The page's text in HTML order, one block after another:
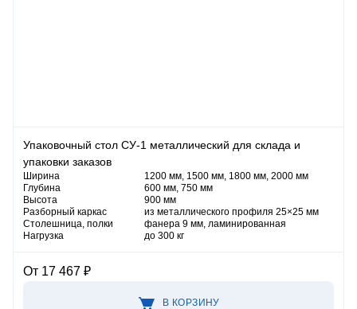
Упаковочный стол СУ-1 металлический для склада и
упаковки заказов
Ширина
1200 мм, 1500 мм, 1800 мм, 2000 мм
Глубина
600 мм, 750 мм
Высота
900 мм
Разборный каркас
из металлического профиля 25×25 мм
Столешница, полки
фанера 9 мм, ламинированная
Нагрузка
до 300 кг
От 17 467 ₽
В КОРЗИНУ